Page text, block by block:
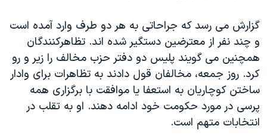
اقتصادی
علم و فناوری
گالری عکس
آرشیو پخش زنده
حمله جمهوری اسلامی به اسرائیل
رمز مهسا
ورزش زنان در ایران
اعتراضات زن، زندگی، آزادی
مجموعه مستندهای دادخواهی
تریبونال مردمی آبان ۹۸
زبانهای مختلف
گزارش می رسد که جراحاتی به هر دو طرف وارد آمده است
و چند نفر از معترضين دستگير شده اند. تظاهرکنندگان
همچنين می گويند پليس دو دفتر حزب مخالف را زير و رو
کرد. روز جمعه، مخالفان قول دادند به تظاهرات برای وادار
ساختن کوچاريان به استعفا يا موافقت با برگزاری همه
پرسی در مورد حکومت خود ادامه دهند. او به تقلب در
انتخابات متهم است.